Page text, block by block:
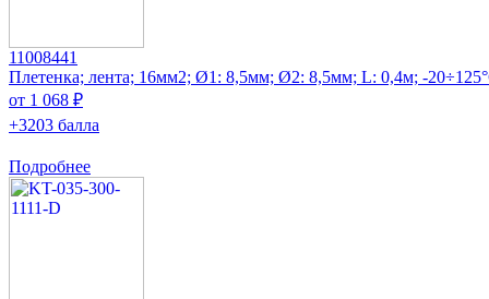
11008441
Плетенка; лента; 16мм2; Ø1: 8,5мм; Ø2: 8,5мм; L: 0,4м; -
от 1 068 ₽
+3203 балла
Подробнее